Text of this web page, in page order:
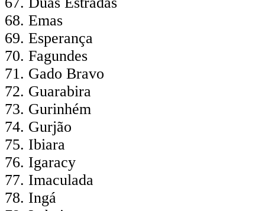
Emas
Esperança
Fagundes
Gado Bravo
Guarabira
Gurinhém
Gurjão
Ibiara
Igaracy
Imaculada
Ingá